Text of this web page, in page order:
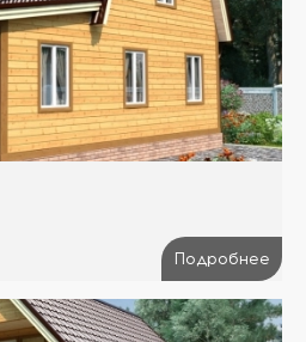
Подробнее